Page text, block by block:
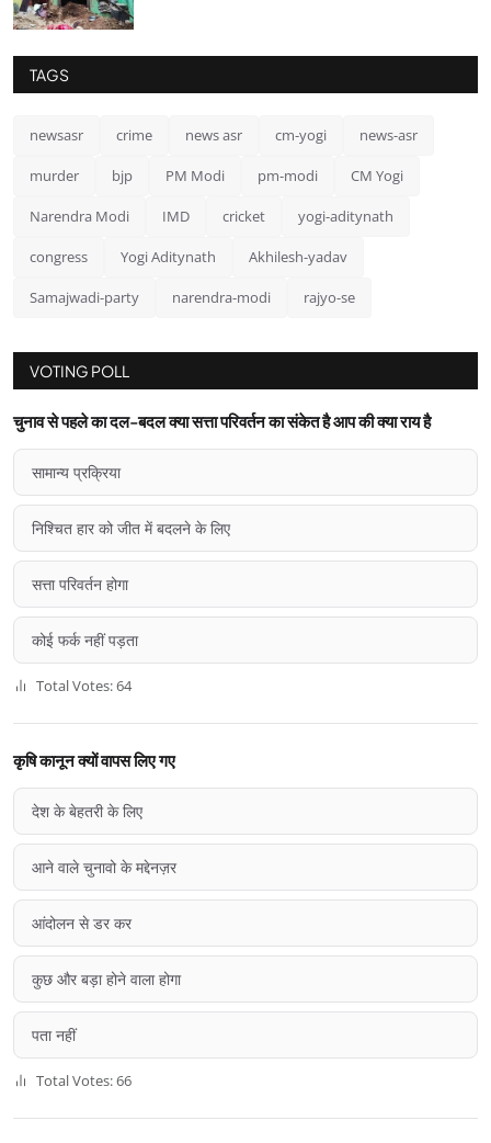
TAGS
newsasr crime news asr cm-yogi news-asr
murder bjp PM Modi pm-modi CM Yogi
Narendra Modi IMD cricket yogi-aditynath
congress Yogi Aditynath Akhilesh-yadav
Samajwadi-party narendra-modi rajyo-se
VOTING POLL
चुनाव से पहले का दल-बदल क्या सत्ता परिवर्तन का संकेत है आप की क्या राय है
सामान्य प्रक्रिया
निश्चित हार को जीत में बदलने के लिए
सत्ता परिवर्तन होगा
कोई फर्क नहीं पड़ता
Total Votes: 64
कृषि कानून क्यों वापस लिए गए
देश के बेहतरी के लिए
आने वाले चुनावो के मद्देनज़र
आंदोलन से डर कर
कुछ और बड़ा होने वाला होगा
पता नहीं
Total Votes: 66